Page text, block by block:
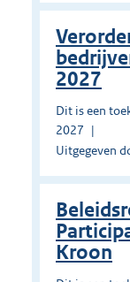
2027
Dit is een
2027
Uitgegeven
Kroon